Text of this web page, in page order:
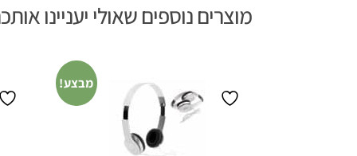
מוצרים נוספים שאולי יעניינו
מבצע!